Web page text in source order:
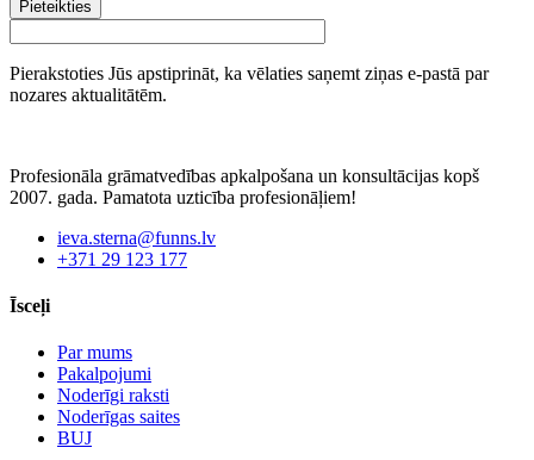
Pieteikties
Pierakstoties Jūs apstiprināt, ka vēlaties saņemt ziņas e-pastā par
nozares aktualitātēm.
Profesionāla grāmatvedības apkalpošana un konsultācijas kopš
2007. gada. Pamatota uzticība profesionāļiem!
ieva.sterna@funns.lv
+371 29 123 177
Īsceļi
Par mums
Pakalpojumi
Noderīgi raksti
Noderīgas saites
BUJ